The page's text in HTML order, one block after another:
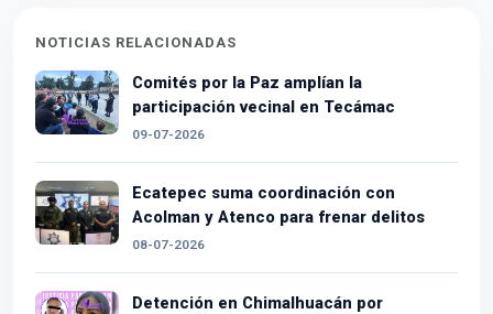
NOTICIAS RELACIONADAS
Comités por la Paz amplían la
participación vecinal en Tecámac
09-07-2026
Ecatepec suma coordinación con
Acolman y Atenco para frenar delitos
08-07-2026
Detención en Chimalhuacán por